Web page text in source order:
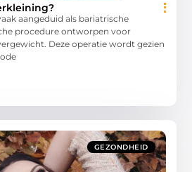
aangeduid als bariatrische
procedure ontworpen voor
Deze operatie wordt gezien
GEZONDHEID